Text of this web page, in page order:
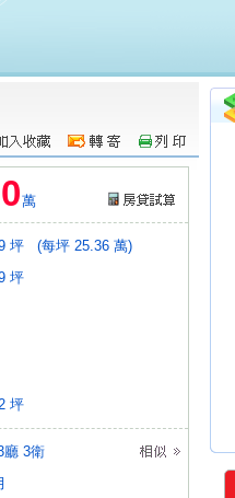
萬
坪
(每坪 25.36 萬)
坪
坪
廳 3衛